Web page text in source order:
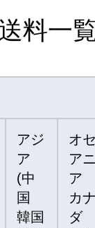
料一
アジ
ア
(中
国
韓国
オ
ア
ア
カ
ダ